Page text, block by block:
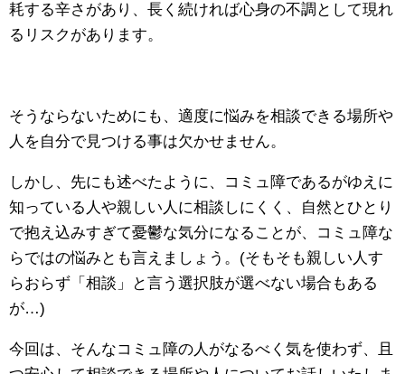
耗する辛さがあり、長く続ければ心身の不調として現れ
るリスクがあります。
そうならないためにも、適度に悩みを相談できる場所や
人を自分で見つける事は欠かせません。
しかし、先にも述べたように、コミュ障であるがゆえに
知っている人や親しい人に相談しにくく、自然とひとり
で抱え込みすぎて憂鬱な気分になることが、コミュ障な
らではの悩みとも言えましょう。(そもそも親しい人す
らおらず「相談」と言う選択肢が選べない場合もある
が…)
今回は、そんなコミュ障の人がなるべく気を使わず、且